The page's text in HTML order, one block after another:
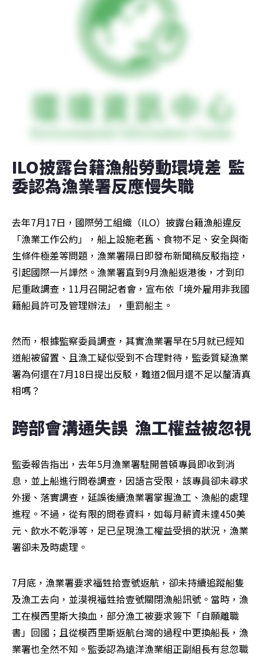
ILO披露台籍漁船勞動環境差  監
委認為漁業署反應慢失職
去年7月17日，國際勞工組織（ILO）披露台籍漁船違反
「漁業工作公約」，船上設施老舊、食物不足、安全與衛
生條件極差等問題，漁業署隔日即發布新聞稿反駁指控，
引起國際一片譁然。漁業署直到9月漁船返港後，才到印
尼重啟調查，11月召開記者會，宣布依「境外雇用非我國
籍船員許可及管理辦法」，重罰船主。
然而，根據監察委員調查，其實漁業署早在5月就已經知
道船被留置、且漁工疑似受到不合理對待，監委質疑漁業
署為何還在7月18日提出反駁，難道2個月還不足以釐清真
相嗎？
跨部會溝通失誤  漁工權益被忽視
監委報告指出，去年5月漁業署駐開普頓專員即收到消
息，並上船進行問卷調查，因語言受限，該專員卻未尋求
外援、落實調查，延誤後續漁業署掌握漁工、漁船的處理
進程。不過，從有限的問卷資料，如每月薪資未達450美
元、飲水不乾淨等，足已呈現漁工權益受損的狀況，漁業
署卻未及時處理。
7月底，漁業署要求福甡拾壹號返航，卻未持續追蹤船隻
及漁工去向，並漠視福甡拾壹號關閉漁船訊號。當時，漁
工在模西里斯大換血，部分漁工被要求簽下「自願離職
書」回國；且從模西里斯返航台灣的過程中更換船長，漁
業署也全然不知。監委認為遠洋漁業組正副組長有怠忽職